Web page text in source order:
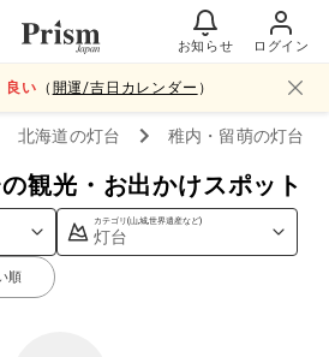
お知らせ ログイン
良い （ 開運/吉日カレンダー ）
北海道の灯台 稚内・留萌の灯台
観光・お出かけスポット
カテゴリ(山,城,世界遺産など)
灯台
順